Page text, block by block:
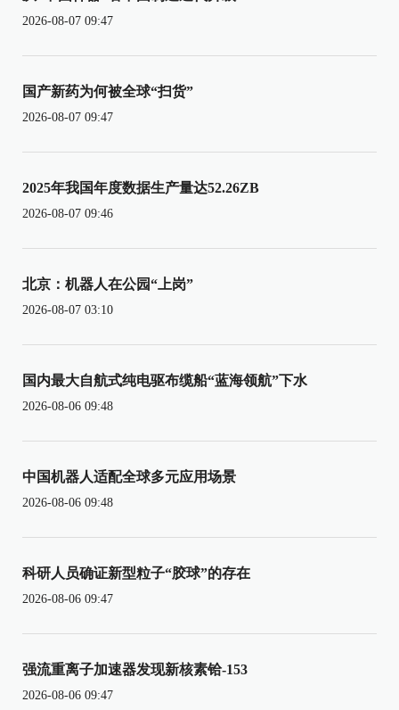
2026-08-07 09:47
国产新药为何被全球“扫货”
2026-08-07 09:47
2025年我国年度数据生产量达52.26ZB
2026-08-07 09:46
北京：机器人在公园“上岗”
2026-08-07 03:10
国内最大自航式纯电驱布缆船“蓝海领航”下水
2026-08-06 09:48
中国机器人适配全球多元应用场景
2026-08-06 09:48
科研人员确证新型粒子“胶球”的存在
2026-08-06 09:47
强流重离子加速器发现新核素铪-153
2026-08-06 09:47